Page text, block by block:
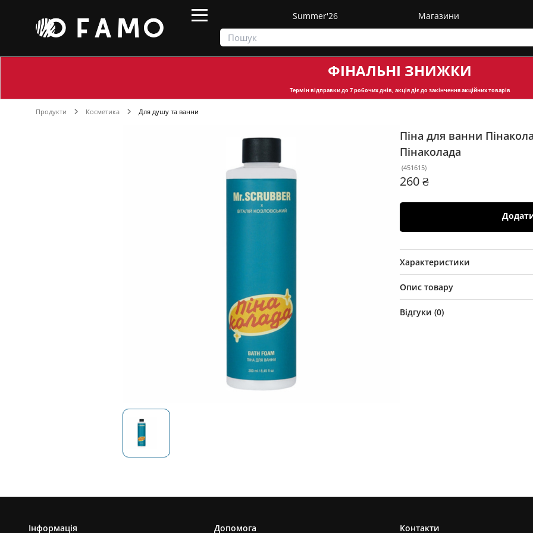
Summer'26 Магазини
ФІНАЛЬНІ ЗНИЖКИ
Термін відправкидо 7 робочих днів, акція діє до закінчення акційних товарів
Продукти Косметика Для душу та ванни
Піна для ванни
Пінаколада
(451615)
260 ₴
Характеристики
Опис товару
Відгуки (0)
Інформація Допомога Контакти